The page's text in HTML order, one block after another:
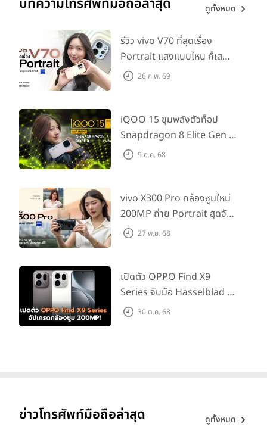
รายละเอียดอื่น ๆ ไปตามกันได้ที่ด้านล่างได้เลยครับ
หน้าจอล็อคแบบใหม่ - การแชร์และติดต่อ
สื่อสารปรับปรุงใหม่ เข้าใจและง่ายขึ้น
หน้าจอล็อคใน iOS 16 มอบความเป็นส่วนตัว ความสวยงาม และ
เป็นประโยชน์มากขึ้น เอฟเฟ็กต์ใหม่แบบหลายระดับชั้นทำให้ตัวแบบ
ล็อค ทำให้ภาพดูมีมิติ ผู้ใช้ยังสามารถเปลี่ยนหน้าตาของวันที่และ
เวลาด้วยลักษณะอักษรและตัวเลือกสีที่สื่อความหมาย หน้าจอล็อค
ยังมาพร้อมวิดเจ็ตที่ได้รับแรงบันดาลใจมาจากกลไกหน้าปัด Apple
Watch ทำให้มองเห็นข้อมูลที่ต้องการได้โดยง่าย เช่น กิจกรรมใน
ปฏิทินที่กำลังจะเกิดขึ้น สภาพอากาศ ระดับแบตเตอรี่ การตั้งปลุก
ดูทั้งหมด
รีวิว vivo V70 ที่สุดเรื่อง
Portrait แสงแบบไหน ก็เส
กช็อตให้สวยได้!
26 ก.พ. 69
iQOO 15 ขุมพลังตัวท็อป
Snapdragon 8 Elite Gen 5
เล่นลื่นทุกเกม!
9 ธ.ค. 68
vivo X300 Pro กล้องซูมใหม่
200MP ถ่าย Portrait สุดจัด
ต่อเลนส์เสริมได้!
27 พ.ย. 68
เปิดตัว OPPO Find X9
Series จับมือ Hasselblad อัป
เกรดกล้องซูม 200MP!
30 ต.ค. 68
ข่าวโทรศัพท์มือถือล่าสุด ดูทั้งหมด